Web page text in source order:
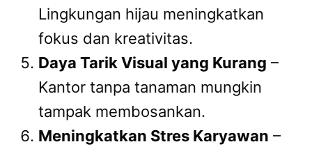
Lingkungan hijau meningkatkan
fokus dan kreativitas.
Daya Tarik Visual yang Kurang –
Kantor tanpa tanaman mungkin
tampak membosankan.
Meningkatkan Stres Karyawan –